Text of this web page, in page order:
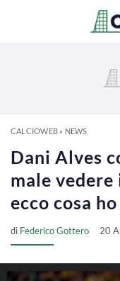
CALCIOWEB» NEWS
Dani Alves
male
ecco cosa
di Federico Gottero 20